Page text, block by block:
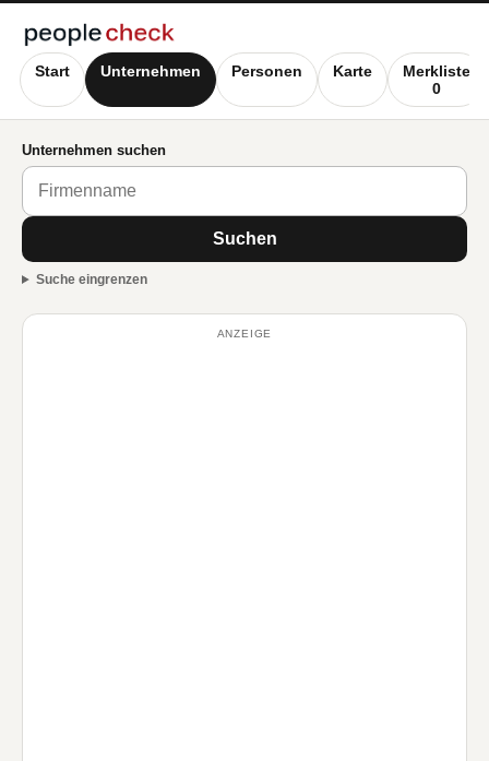
Start Unternehmen Personen Karte
Merkliste
0
Unternehmen suchen
Suchen
Suche eingrenzen
ANZEIGE